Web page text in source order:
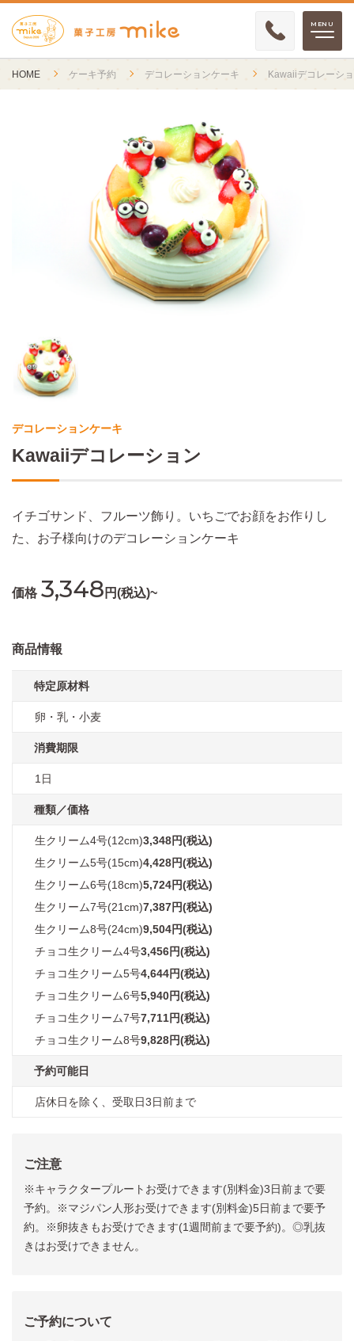
HOME ケーキ予約 デコレーションケーキ Kawaiiデコレーシ
デコレーションケーキ
Kawaiiデコレーション
イチゴサンド、フルーツ飾り。いちごでお顔をお作りし
た、お子様向けのデコレーションケーキ
価格 3,348 円(税込)~
商品情報
特定原材料
卵・乳・小麦
消費期限
1日
種類／価格
生クリーム4号(12cm)3,348円(税込)
生クリーム5号(15cm)4,428円(税込)
生クリーム6号(18cm)5,724円(税込)
生クリーム7号(21cm)7,387円(税込)
生クリーム8号(24cm)9,504円(税込)
チョコ生クリーム4号3,456円(税込)
チョコ生クリーム5号4,644円(税込)
チョコ生クリーム6号5,940円(税込)
チョコ生クリーム7号7,711円(税込)
チョコ生クリーム8号9,828円(税込)
予約可能日
店休日を除く、受取日3日前まで
ご注意
※キャラクタープルートお受けできます(別料金)3日前まで要
予約。※マジパン人形お受けできます(別料金)5日前まで要予
約。※卵抜きもお受けできます(1週間前まで要予約)。◎乳抜
きはお受けできません。
ご予約について